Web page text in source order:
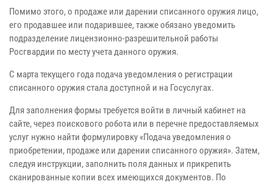
Помимо этого, о продаже или дарении списанного оружия лицо,
его продавшее или подарившее, также обязано уведомить
подразделение лицензионно-разрешительной работы
Росгвардии по месту учета данного оружия.
С марта текущего года подача уведомления о регистрации
списанного оружия стала доступной и на Госуслугах.
Для заполнения формы требуется войти в личный кабинет на
сайте, через поискового робота или в перечне предоставляемых
услуг нужно найти формулировку «Подача уведомления о
приобретении, продаже или дарении списанного оружия». Затем,
следуя инструкции, заполнить поля данных и прикрепить
сканированные копии всех имеющихся документов. По